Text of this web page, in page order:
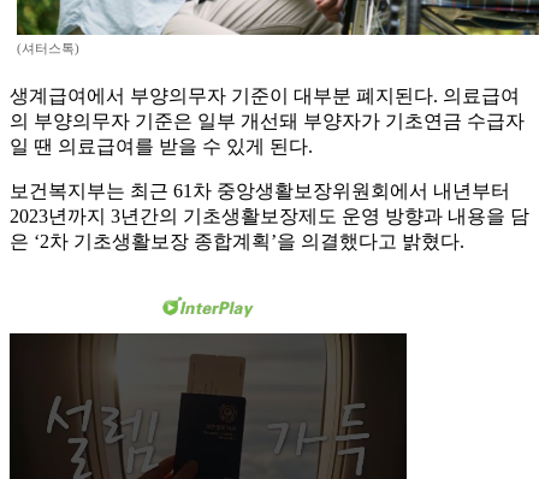
(셔터스톡)
생계급여에서 부양의무자 기준이 대부분 폐지된다. 의료급여
의 부양의무자 기준은 일부 개선돼 부양자가 기초연금 수급자
일 땐 의료급여를 받을 수 있게 된다.
보건복지부는 최근 61차 중앙생활보장위원회에서 내년부터
2023년까지 3년간의 기초생활보장제도 운영 방향과 내용을 담
은 ‘2차 기초생활보장 종합계획’을 의결했다고 밝혔다.